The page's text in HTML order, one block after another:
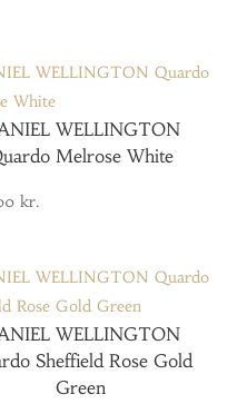
WELLINGTON
Melrose White
kr.
WELLINGTON
Sheffield Rose Gold
Green